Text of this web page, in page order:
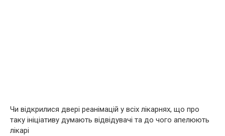
Чи відкрилися двері реанімацій у всіх лікарнях, що про
таку ініціативу думають відвідувачі та до чого апелюють
лікарі